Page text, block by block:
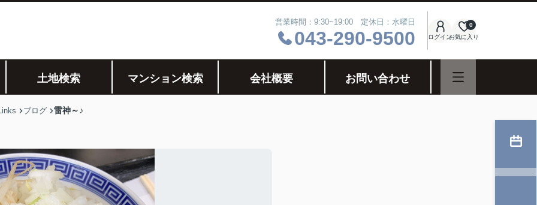
営業時間：9:30~19:00 定休日：水曜日
043-290-9500 ログインお気に入り
0
土地検索 マンション検索 会社概要 お問い合わせ
ブログ 雷神～♪